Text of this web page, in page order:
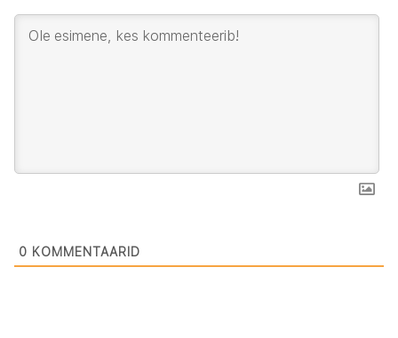
0 KOMMENTAARID